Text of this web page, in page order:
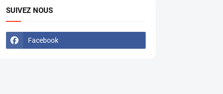
SUIVEZ NOUS
Facebook